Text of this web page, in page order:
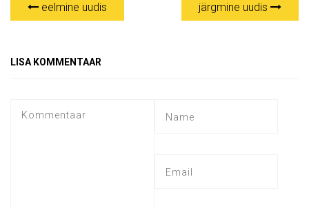
eelmine uudis järgmine uudis
LISA KOMMENTAAR